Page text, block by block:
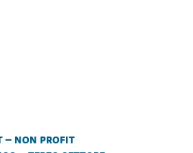
– non profit